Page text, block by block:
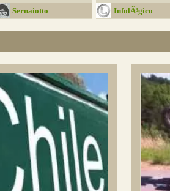
Sernaiotto
InfolÃ³gico